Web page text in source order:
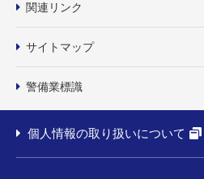
関連リンク
サイトマップ
警備業標識
個人情報の取り扱いについて